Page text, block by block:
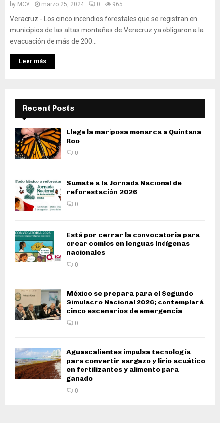
by MCV marzo 25, 2024 0 965
Veracruz.- Los cinco incendios forestales que se registran en
municipios de las altas montañas de Veracruz ya obligaron a la
evacuación de más de 200...
Leer más
Recent Posts
Llega la mariposa monarca a Quintana
Roo
0
Sumate a la Jornada Nacional de
reforestación 2026
0
Está por cerrar la convocatoria para
crear comics en lenguas indígenas
nacionales
0
México se prepara para el Segundo
Simulacro Nacional 2026; contemplará
cinco escenarios de emergencia
0
Aguascalientes impulsa tecnología
para convertir sargazo y lirio acuático
en fertilizantes y alimento para
ganado
0